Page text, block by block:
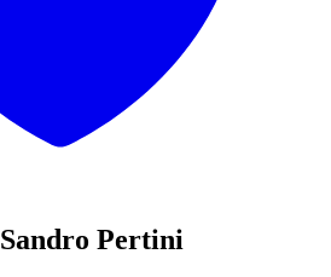
Pertini